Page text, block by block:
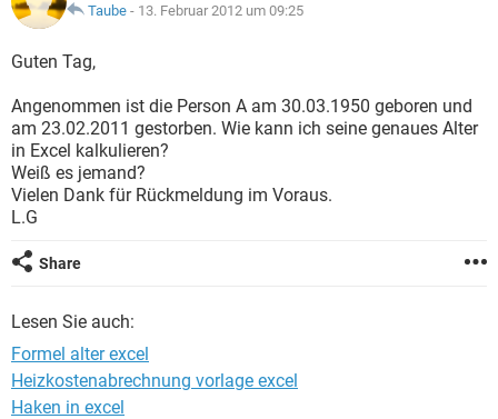
FACEBOOK HARDWARE
WHATSAPP
FACEBOOK
ANDROID IOS
FACEBOOK HARDWARE
SPIELE
ANDROID
WINDOWS 10 INSTAGRAM
WHATSAPP
FACEBOOK
Taube - 13. Februar 2012 um 09:25
Guten Tag,
Angenommen ist die Person A am 30.03.1950 geboren und
am 23.02.2011 gestorben. Wie kann ich seine genaues Alter
in Excel kalkulieren?
Weiß es jemand?
Vielen Dank für Rückmeldung im Voraus.
L.G
Share
Lesen Sie auch:
Formel alter excel
Heizkostenabrechnung vorlage excel
Haken in excel